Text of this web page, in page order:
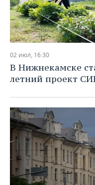
02 июл, 16:30
В Нижнекамске
летний проект